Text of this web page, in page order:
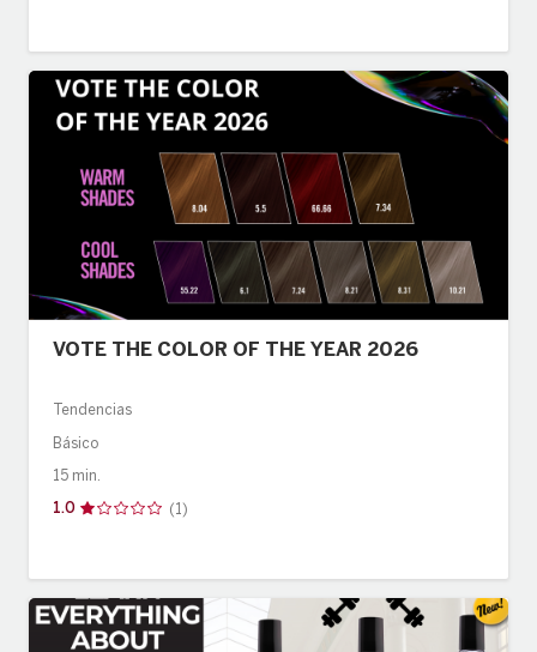
VOTE THE COLOR OF THE YEAR 2026
Tendencias
Básico
15 min.
1.0 (1)